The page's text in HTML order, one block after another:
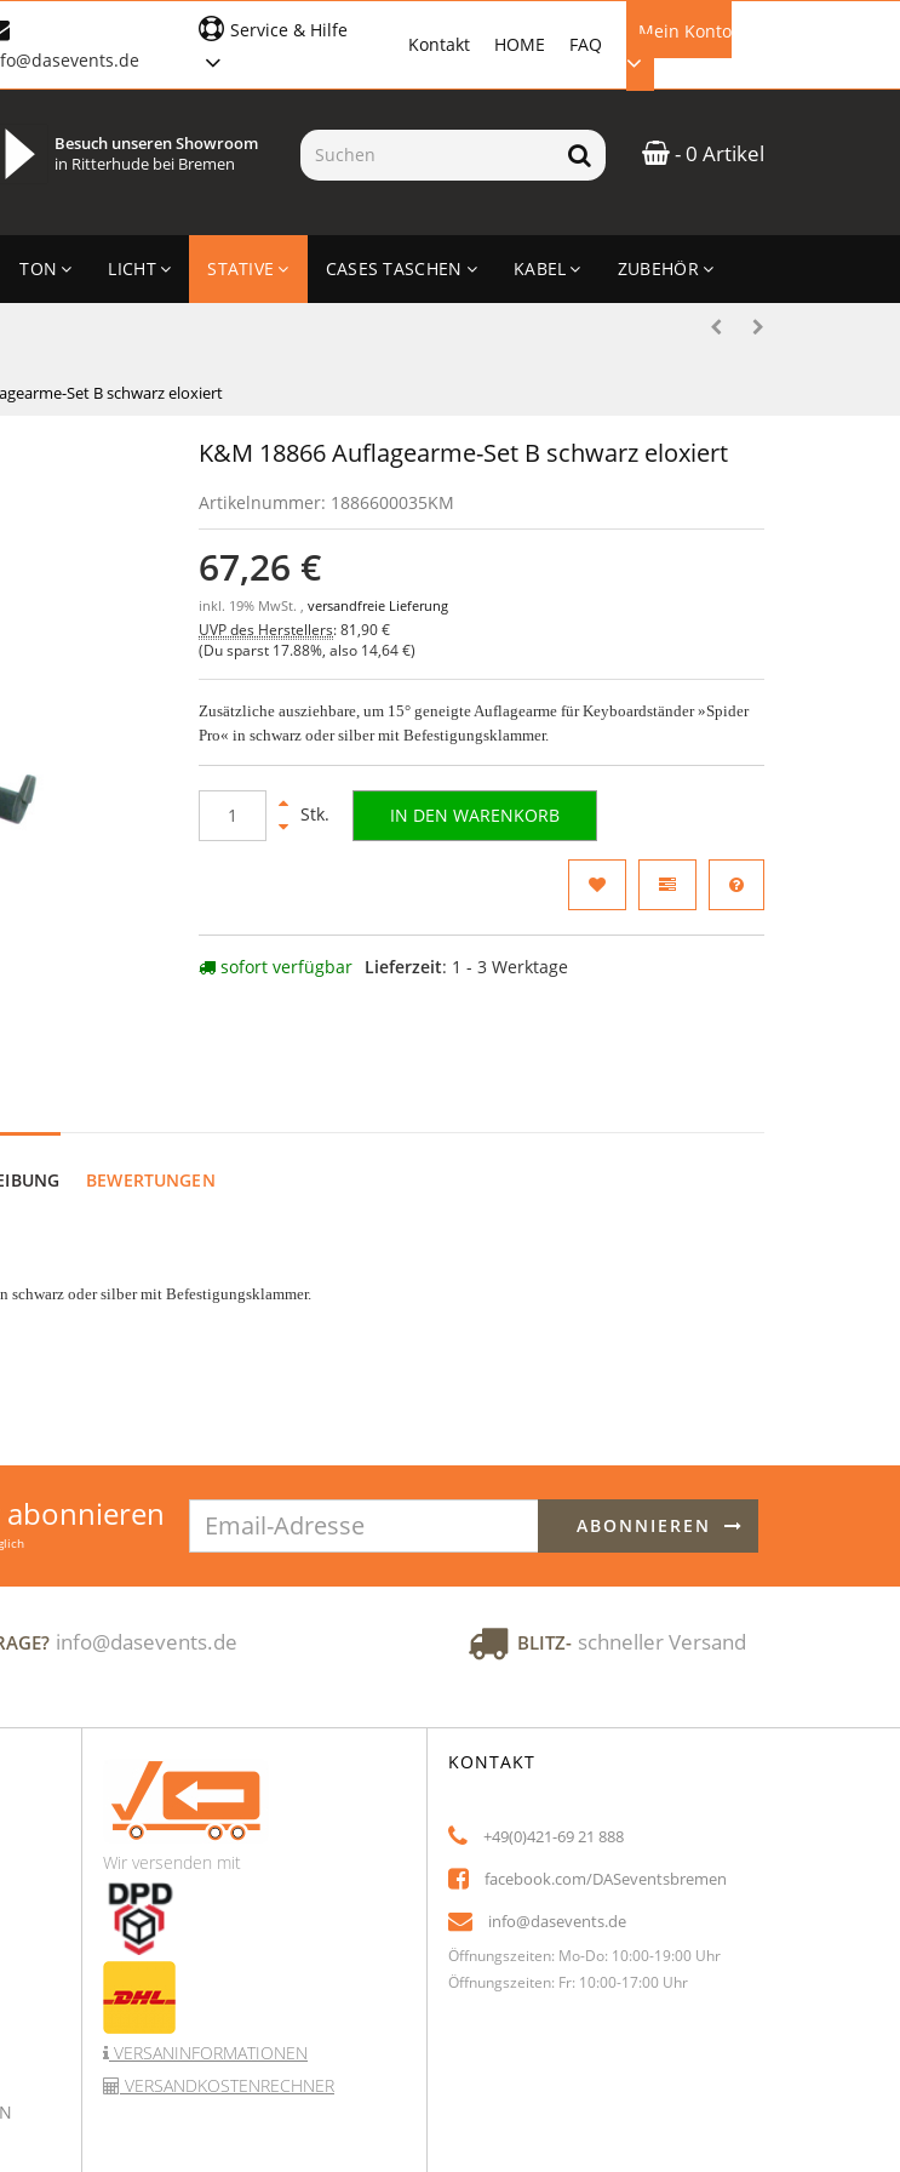
Mein Konto
EMAIL-ADRESSE
ANMELDEN
FAQ
HOME
Kontakt
Service & Hilfe
- 0 Artikel
Besuch unseren Showroom
in Ritterhude bei Bremen
TON LICHT STATIVE CASES TASCHEN KABEL ZUBEHÖR
Set B schwarz eloxiert
K&M 18866 Auflagearme-Set B schwarz eloxiert
Artikelnummer: 1886600035KM
67,26 €
inkl. 19% MwSt. ,versandfreie Lieferung
UVP des Herstellers:81,90 €
(Du sparst 17.88% , also 14,64 €)
Zusätzliche ausziehbare, um 15° geneigte Auflagearme für Keyboardständer »Spider
Pro« in schwarz oder silber mit Befestigungsklammer.
Stk. IN DEN WARENKORB
sofort verfügbar Lieferzeit: 1 - 3 Werktage
BEWERTUNGEN
schwarz oder silber mit Befestigungsklammer.
Adresse
ABONNIEREN
info@dasevents.de BLITZ- schneller Versand
Wir versenden mit
VERSANINFORMATIONEN
VERSANDKOSTENRECHNER
KONTAKT
+49(0)421-69 21 888
facebook.com/DASeventsbremen
info@dasevents.de
Öffnungszeiten: Mo-Do: 10:00-19:00 Uhr
Öffnungszeiten: Fr: 10:00-17:00 Uhr